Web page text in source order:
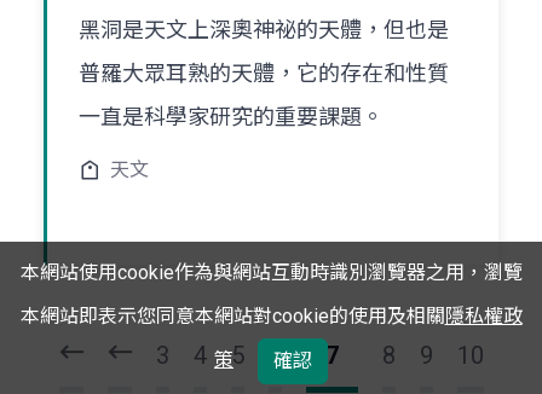
黑洞是天文上深奧神祕的天體，但也是
普羅大眾耳熟的天體，它的存在和性質
一直是科學家研究的重要課題。
天文
第
一
頁
上
一
頁
3 4 5 6 7 8 9 10
本網站使用cookie作為與網站互動時識別瀏覽器之用，瀏覽
本網站即表示您同意本網站對cookie的使用及相關隱私權政
策
確認